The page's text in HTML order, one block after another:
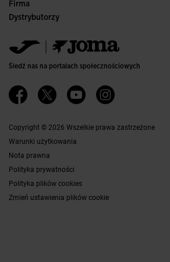
Warunki Zakupu
Transport i dostawa
Najczęściej zadawane pytania
Firma
Historia
Kanał etyczny
Polityka jakości i ochrony środowiska
Pracuj z Nami
Ethics Channel
Dystrybutorzy
Jomanet
Obszar marketingu
Skontaktuj się
Śledź nas na portalach społecznościowych
Copyright © 2026 Wszelkie prawa zastrzeżone
Warunki użytkowania
Nota prawna
Polityka prywatności
Polityka plików cookies
Zmień ustawienia plików cookie